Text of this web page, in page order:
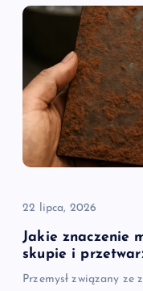
22 lipca, 2026
Jakie znaczenie
skupie i
Przemysł związany ze